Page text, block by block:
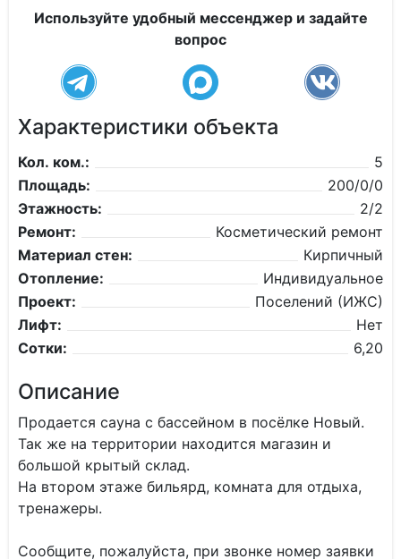
Используйте удобный мессенджер и задайте
вопрос
Характеристики объекта
Кол. ком.:
5
Площадь:
200/0/0
Этажность:
2/2
Ремонт:
Косметический ремонт
Материал стен:
Кирпичный
Отопление:
Индивидуальное
Проект:
Поселений (ИЖС)
Лифт:
Нет
Сотки:
6,20
Описание
Продается сауна с бассейном в посёлке Новый.
Так же на территории находится магазин и
большой крытый склад.
На втором этаже бильярд, комната для отдыха,
тренажеры.
Сообщите, пожалуйста, при звонке номер заявки